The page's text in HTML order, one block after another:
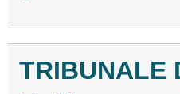
TRIBUNALE